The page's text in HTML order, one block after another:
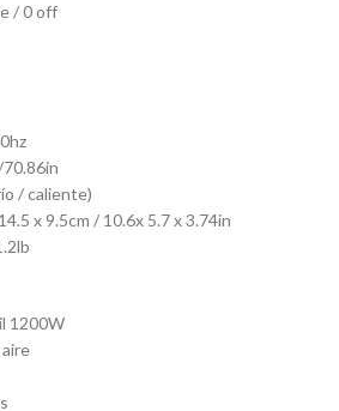
/ 0 off
/ caliente)
x 9.5cm / 10.6x 5.7 x 3.74in
1200W